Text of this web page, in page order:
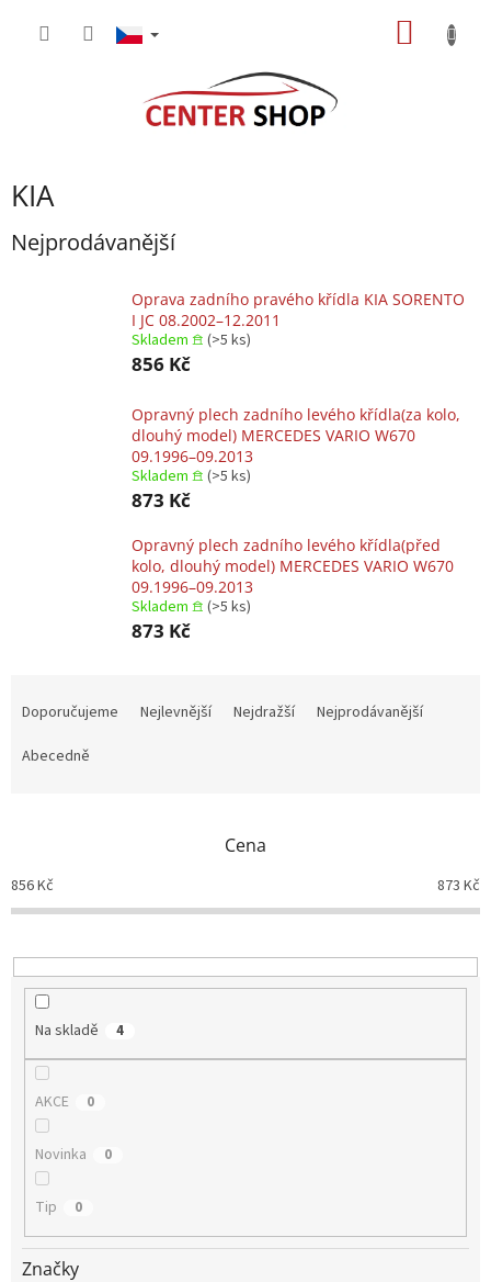
KIA
Nejprodávanější
Oprava zadního pravého křídla KIA SORENTO
I JC 08.2002–12.2011
Skladem 𖠿 (>5 ks)
856 Kč
Opravný plech zadního levého křídla(za kolo,
dlouhý model) MERCEDES VARIO W670
09.1996–09.2013
Skladem 𖠿 (>5 ks)
873 Kč
Opravný plech zadního levého křídla(před
kolo, dlouhý model) MERCEDES VARIO W670
09.1996–09.2013
Skladem 𖠿 (>5 ks)
873 Kč
o
d
k
t
Doporučujeme Nejlevnější Nejdražší
Nejprodávanější
Abecedně
Cena
856Kč 873 Kč
Na skladě 4
AKCE 0
Novinka 0
Tip 0
Značky